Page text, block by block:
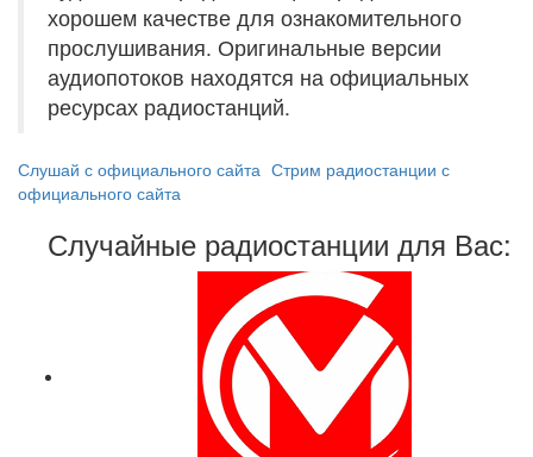
хорошем качестве для ознакомительного
прослушивания. Оригинальные версии
аудиопотоков находятся на официальных
ресурсах радиостанций.
Слушай с официального сайта Стрим радиостанции с
официального сайта
Случайные радиостанции для Вас: